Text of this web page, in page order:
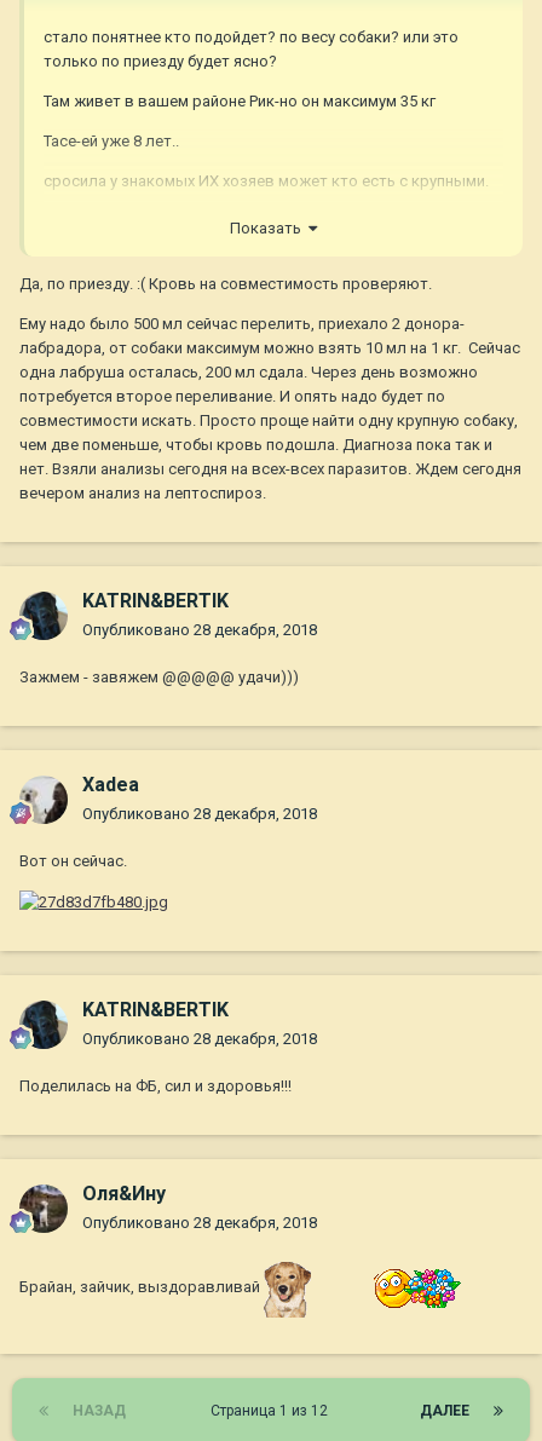
стало понятнее кто подойдет? по весу собаки? или это
только по приезду будет ясно?
Там живет в вашем районе Рик-но он максимум 35 кг
Тасе-ей уже 8 лет..
сросила у знакомых ИХ хозяев может кто есть с крупными.
ТТТ... Пусть поможет лечение! удалось выяснить диагноз?
Показать
Да, по приезду. :( Кровь на совместимость проверяют.
Ему надо было 500 мл сейчас перелить, приехало 2 донора-
лабрадора, от собаки максимум можно взять 10 мл на 1 кг. Сейчас
одна лабруша осталась, 200 мл сдала. Через день возможно
потребуется второе переливание. И опять надо будет по
совместимости искать. Просто проще найти одну крупную собаку,
чем две поменьше, чтобы кровь подошла. Диагноза пока так и
нет. Взяли анализы сегодня на всех-всех паразитов. Ждем сегодня
вечером анализ на лептоспироз.
KATRIN&BERTIK
Опубликовано 28 декабря, 2018
Зажмем - завяжем @@@@@ удачи)))
Xadea
Опубликовано 28 декабря, 2018
Вот он сейчас.
KATRIN&BERTIK
Опубликовано 28 декабря, 2018
Поделилась на ФБ, сил и здоровья!!!
Оля&Ину
Опубликовано 28 декабря, 2018
Брайан, зайчик, выздоравливай
НАЗАД ДАЛЕЕ
Страница 1 из 12